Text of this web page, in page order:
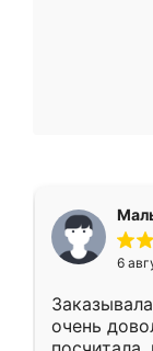
6
очень